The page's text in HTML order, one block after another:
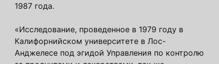
1987 года.
«Исследование, проведенное в 1979 году в
Калифорнийском университете в Лос-
Анджелесе под эгидой Управления по контролю